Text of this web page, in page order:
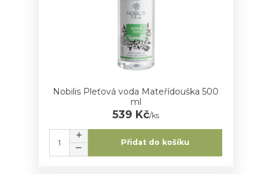
Nobilis Pleťová voda Mateřídouška 500
ml
539 Kč/ks
Přidat do košíku